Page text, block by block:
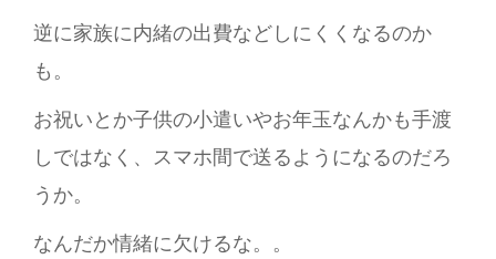
逆に家族に内緒の出費などしにくくなるのか
も。
お祝いとか子供の小遣いやお年玉なんかも手渡
しではなく、スマホ間で送るようになるのだろ
うか。
なんだか情緒に欠けるな。。